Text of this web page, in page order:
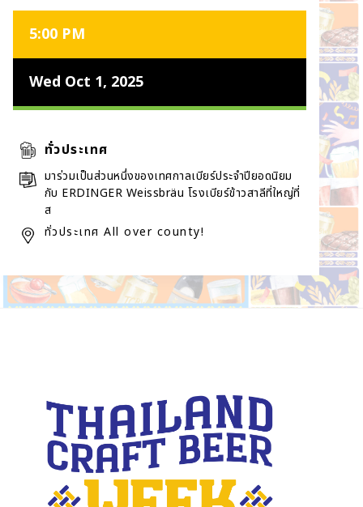
5:00 PM
Wed Oct 1, 2025
ทั่วประเทศ
มาร่วมเป็นส่วนหนึ่งของเทศกาลเบียร์ประจำปียอดนิยม
กับ ERDINGER Weissbräu โรงเบียร์ข้าวสาลีที่ใหญ่ที่
ส
ทั่วประเทศ All over county!